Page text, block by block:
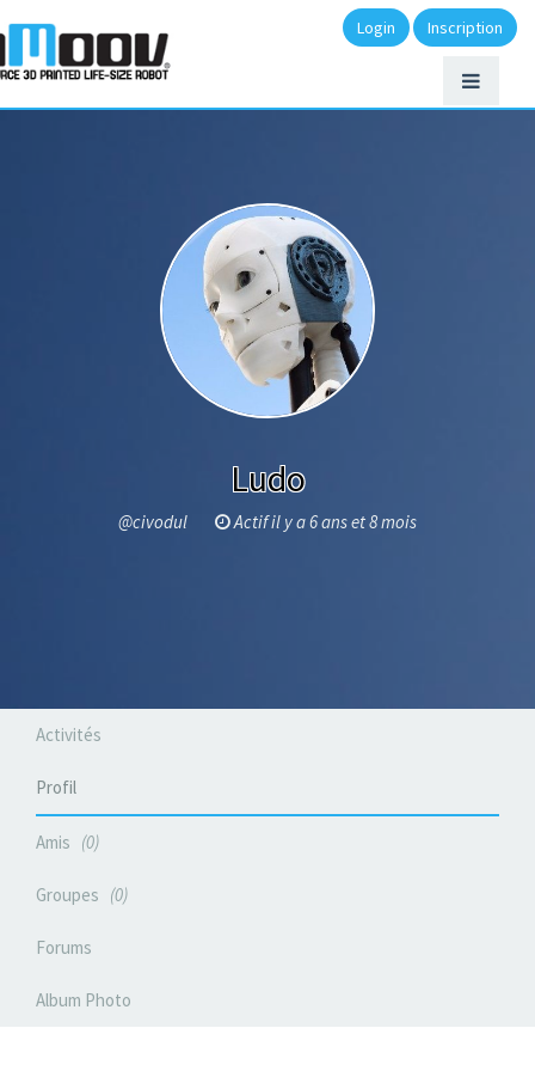
Login Inscription
Ludo
@civodul Actif il y a 6 ans et 8 mois
Activités
Profil
Amis 0
Groupes 0
Forums
Album Photo